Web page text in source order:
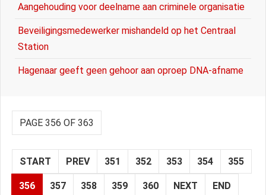
Aangehouding voor deelname aan criminele organisatie
Beveiligingsmedewerker mishandeld op het Centraal
Station
Hagenaar geeft geen gehoor aan oproep DNA-afname
PAGE 356 OF 363
START PREV 351 352 353 354 355
356 357 358 359 360 NEXT END